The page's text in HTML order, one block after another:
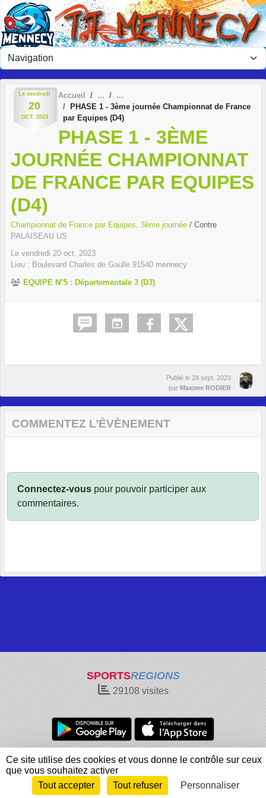
Le vendredi
20
OCT. 2023
Accueil
PHASE 1 - 3ème journée Championnat de France
par Equipes (D4)
PHASE 1 - 3ÈME
JOURNÉE CHAMPIONNAT
DE FRANCE PAR EQUIPES
(D4)
Championnat de France par Equipes, 3ème journée / Contre
PALAISEAU US
Le vendredi 20 oct. 2023
Lieu : Boulevard Charles de Gaulle 91540 mennecy
EQUIPE N°5 : Départementale 3 (D3)
Publié le 28 sept. 2023
par Maxime RODIER
COMMENTEZ L’ÉVÈNEMENT
Connectez-vous pour pouvoir participer aux
commentaires.
SPORTSREGIONS
29108visites
Charte cookies
Gestion des cookies
Informations légales
Signaler un contenu inapproprié
Envie de participer ?
Connexion
Panneau de gestion des cookies
Ce site utilise des cookies et vous donne le contrôle sur ceux
que vous souhaitez activer
Tout accepter
Tout refuser Personnaliser